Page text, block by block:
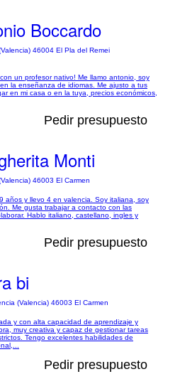
Boccardo
46004 El Pla del Remei
un profesor nativo! Me llamo antonio, soy
la enseñanza de idiomas. Me ajusto a tus
en mi casa o en la tuya, precios económicos,
Pedir presupuesto
Monti
46003 El Carmen
años y llevo 4 en valencia. Soy italiana, soy
Me gusta trabajar a contacto con las
Hablo italiano, castellano, ingles y
Pedir presupuesto
bi
(Valencia) 46003 El Carmen
y con alta capacidad de aprendizaje y
muy creativa y capaz de gestionar tareas
Tengo excelentes habilidades de
Pedir presupuesto